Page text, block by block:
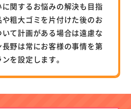
関するお悩みの解決も目指
粗大ゴミを片付けた後のお
て計画がある場合は遠慮な
野は常にお客様の事情を第
を設定します。